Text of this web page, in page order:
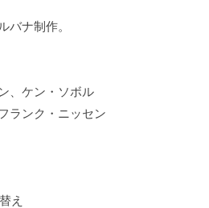
バナ制作。
、ケン・ソボル
ランク・ニッセン
え